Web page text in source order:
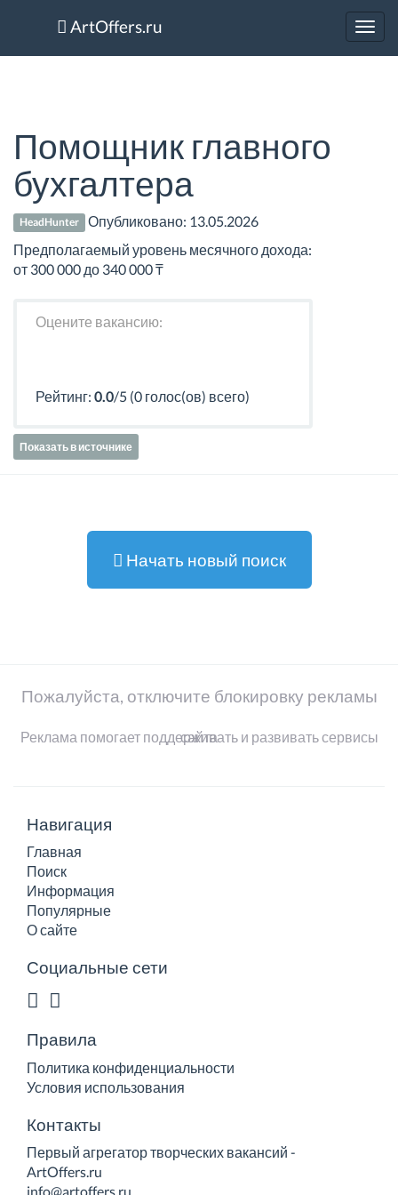
ArtOffers.ru
Помощник главного
бухгалтера
HeadHunter Опубликовано: 13.05.2026
Предполагаемый уровень месячного дохода:
от 300 000 до 340 000 ₸
Оцените вакансию:
Рейтинг: 0.0/5 (0 голос(ов) всего)
Показать в источнике
Начать новый поиск
Пожалуйста, отключите блокировку рекламы
Реклама помогает поддерживать и развивать сервисы сайта
Навигация
Главная
Поиск
Информация
Популярные
О сайте
Социальные сети
Правила
Политика конфиденциальности
Условия использования
Контакты
Первый агрегатор творческих вакансий -
ArtOffers.ru
info@artoffers.ru